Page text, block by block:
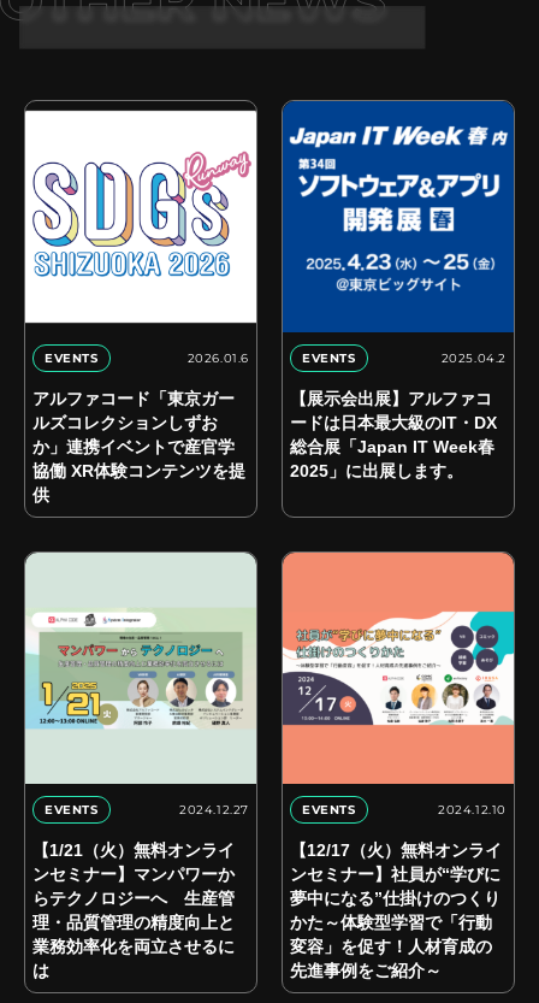
EVENTS 2026.01.6
アルファコード「東京ガー
ルズコレクションしずお
か」連携イベントで産官学
協働 XR体験コンテンツを提
供
EVENTS 2025.04.2
【展示会出展】アルファコ
ードは日本最大級のIT・DX
総合展「Japan IT Week春
2025」に出展します。
EVENTS 2024.12.27
【1/21（火）無料オンライ
ンセミナー】マンパワーか
らテクノロジーへ 生産管
理・品質管理の精度向上と
業務効率化を両立させるに
は
EVENTS 2024.12.10
【12/17（火）無料オンライ
ンセミナー】社員が“学びに
夢中になる”仕掛けのつくり
かた～体験型学習で「行動
変容」を促す！人材育成の
先進事例をご紹介～